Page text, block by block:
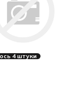
4 штуки